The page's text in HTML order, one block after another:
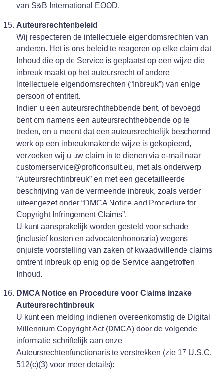
van S&B International EOOD.
Auteursrechtenbeleid
Wij respecteren de intellectuele eigendomsrechten van
anderen. Het is ons beleid te reageren op elke claim dat
Inhoud die op de Service is geplaatst op een wijze die
inbreuk maakt op het auteursrecht of andere
intellectuele eigendomsrechten (“Inbreuk”) van enige
persoon of entiteit.
Indien u een auteursrechthebbende bent, of bevoegd
bent om namens een auteursrechthebbende op te
treden, en u meent dat een auteursrechtelijk beschermd
werk op een inbreukmakende wijze is gekopieerd,
verzoeken wij u uw claim in te dienen via e-mail naar
customerservice@proficonsult.eu, met als onderwerp
“Auteursrechtinbreuk” en met een gedetailleerde
beschrijving van de vermeende inbreuk, zoals verder
uiteengezet onder “DMCA Notice and Procedure for
Copyright Infringement Claims”.
U kunt aansprakelijk worden gesteld voor schade
(inclusief kosten en advocatenhonoraria) wegens
onjuiste voorstelling van zaken of kwaadwillende claims
omtrent inbreuk op enig op de Service aangetroffen
Inhoud.
DMCA Notice en Procedure voor Claims inzake
Auteursrechtinbreuk
U kunt een melding indienen overeenkomstig de Digital
Millennium Copyright Act (DMCA) door de volgende
informatie schriftelijk aan onze
Auteursrechtenfunctionaris te verstrekken (zie 17 U.S.C.
512(c)(3) voor meer details):